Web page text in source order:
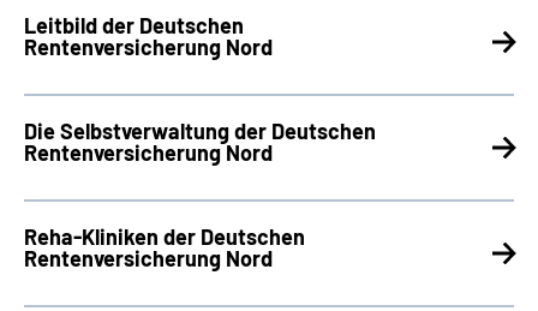
Leitbild der Deutschen
Rentenversicherung Nord
Die Selbstverwaltung der Deutschen
Rentenversicherung Nord
Reha-Kliniken der Deutschen
Rentenversicherung Nord